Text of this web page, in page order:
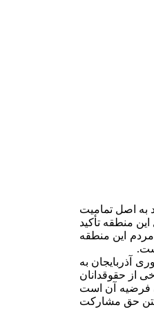
به اصل تمامیت
منطقه تأکید
این منطقه
آذربایجان به
از حقوقدانان
فرضیه آن است
حق مشارکت